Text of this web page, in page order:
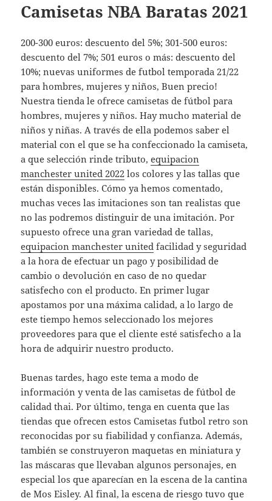
Camisetas NBA Baratas 2021
200-300 euros: descuento del 5%; 301-500 euros:
descuento del 7%; 501 euros o más: descuento del
10%; nuevas uniformes de futbol temporada 21/22
para hombres, mujeres y niños, Buen precio!
Nuestra tienda le ofrece camisetas de fútbol para
hombres, mujeres y niños. Hay mucho material de
niños y niñas. A través de ella podemos saber el
material con el que se ha confeccionado la camiseta,
a que selección rinde tributo,equipacion
manchester united 2022 los colores y las tallas que
están disponibles. Cómo ya hemos comentado,
muchas veces las imitaciones son tan realistas que
no las podremos distinguir de una imitación. Por
supuesto ofrece una gran variedad de tallas,
equipacion manchester united facilidad y seguridad
a la hora de efectuar un pago y posibilidad de
cambio o devolución en caso de no quedar
satisfecho con el producto. En primer lugar
apostamos por una máxima calidad, a lo largo de
este tiempo hemos seleccionado los mejores
proveedores para que el cliente esté satisfecho a la
hora de adquirir nuestro producto.
Buenas tardes, hago este tema a modo de
información y venta de las camisetas de fútbol de
calidad thai. Por último, tenga en cuenta que las
tiendas que ofrecen estos Camisetas futbol retro son
reconocidas por su fiabilidad y confianza. Además,
también se construyeron maquetas en miniatura y
las máscaras que llevaban algunos personajes, en
especial los que aparecían en la escena de la cantina
de Mos Eisley. Al final, la escena de riesgo tuvo que